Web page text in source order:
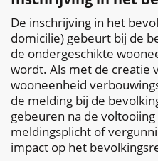
De inschrijving in het
domicilie) gebeurt bij de
de ondergeschikte
wordt. Als met de creatie
wooneenheid
de melding bij de
gebeuren na de
meldingsplicht of
impact op het